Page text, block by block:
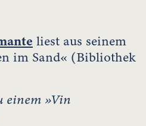
liest aus seinem
im Sand« (Bibliothek
einem »Vin